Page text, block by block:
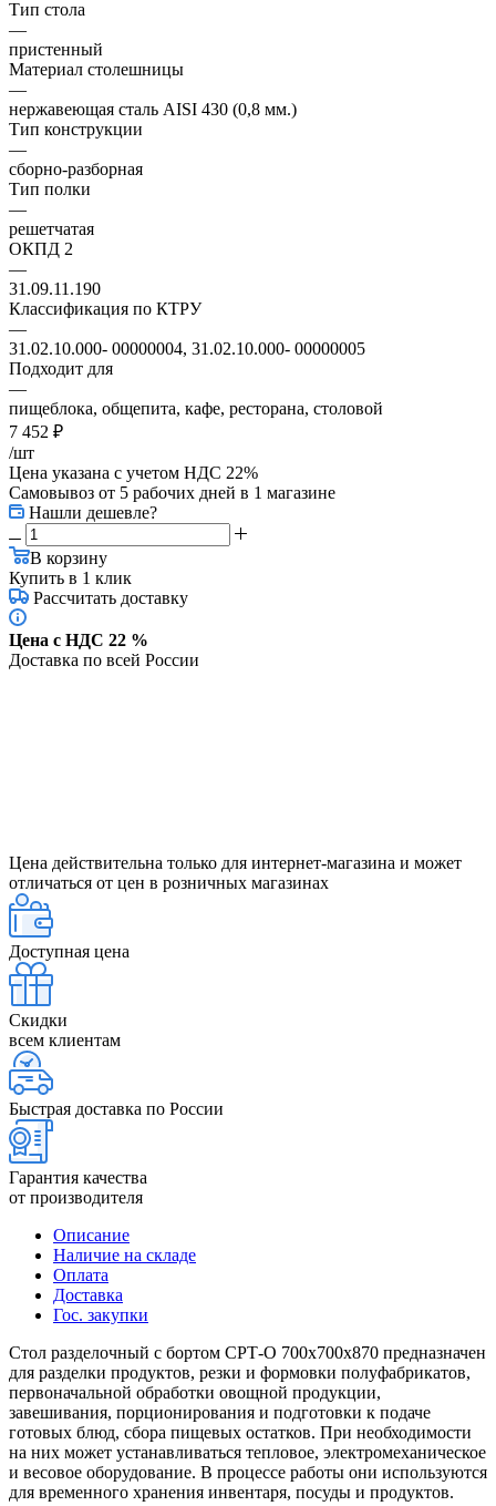
Тип стола
—
пристенный
Материал столешницы
—
нержавеющая сталь AISI 430 (0,8 мм.)
Тип конструкции
—
сборно-разборная
Тип полки
—
решетчатая
ОКПД 2
—
31.09.11.190
Классификация по КТРУ
—
31.02.10.000- 00000004, 31.02.10.000- 00000005
Подходит для
—
пищеблока, общепита, кафе, ресторана, столовой
7 452 ₽
/шт
Цена указана с учетом НДС 22%
Самовывоз от 5 рабочих дней в 1 магазине
Нашли дешевле?
В корзину
Купить в 1 клик
Рассчитать доставку
Цена с НДС 22 %
Доставка по всей России
Цена действительна только для интернет-магазина и может
отличаться от цен в розничных магазинах
Доступная цена
Скидки
всем клиентам
Быстрая доставка по России
Гарантия качества
от производителя
Описание
Наличие на складе
Оплата
Доставка
Гос. закупки
Стол разделочный с бортом СРТ-О 700х700х870 предназначен
для разделки продуктов, резки и формовки полуфабрикатов,
первоначальной обработки овощной продукции,
завешивания, порционирования и подготовки к подаче
готовых блюд, сбора пищевых остатков. При необходимости
на них может устанавливаться тепловое, электромеханическое
и весовое оборудование. В процессе работы они используются
для временного хранения инвентаря, посуды и продуктов.